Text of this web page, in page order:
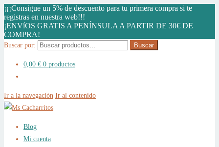
¡¡¡Consigue un 5% de descuento para tu primera compra si te
registras en nuestra web!!!
¡ENVíOS GRATIS A PENÍNSULA A PARTIR DE 30€ DE
COMPRA!
Buscar por: Buscar
0,00 € 0 productos
Ir a la navegación Ir al contenido
Blog
Mi cuenta